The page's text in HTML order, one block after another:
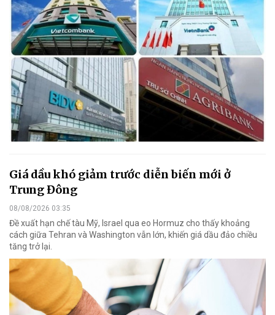
Giá dầu khó giảm trước diễn biến mới ở
Trung Đông
08/08/2026 03:35
Đề xuất hạn chế tàu Mỹ, Israel qua eo Hormuz cho thấy khoảng
cách giữa Tehran và Washington vẫn lớn, khiến giá dầu đảo chiều
tăng trở lại.